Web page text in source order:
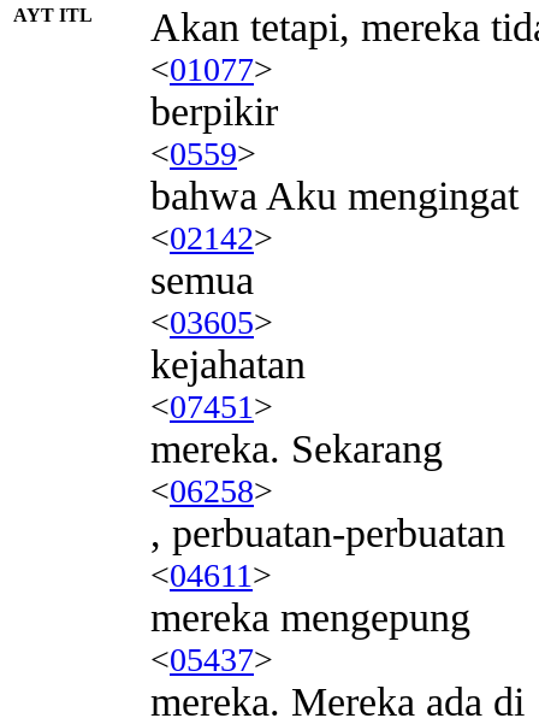
AYT ITL Akan tetapi, mereka
<01077>
berpikir
<0559>
bahwa Aku mengingat
<02142>
semua
<03605>
kejahatan
<07451>
mereka. Sekarang
<06258>
, perbuatan-perbuatan
<04611>
mereka mengepung
<05437>
mereka. Mereka ada di